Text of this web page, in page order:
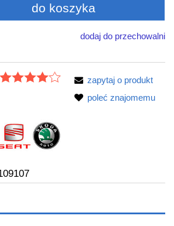
do koszyka
dodaj do przechowalni
zapytaj o produkt
poleć znajomemu